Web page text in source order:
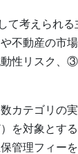
て考えられ
不動産の市
性リスク、
カテゴリの実
を対象とす
管理フィー